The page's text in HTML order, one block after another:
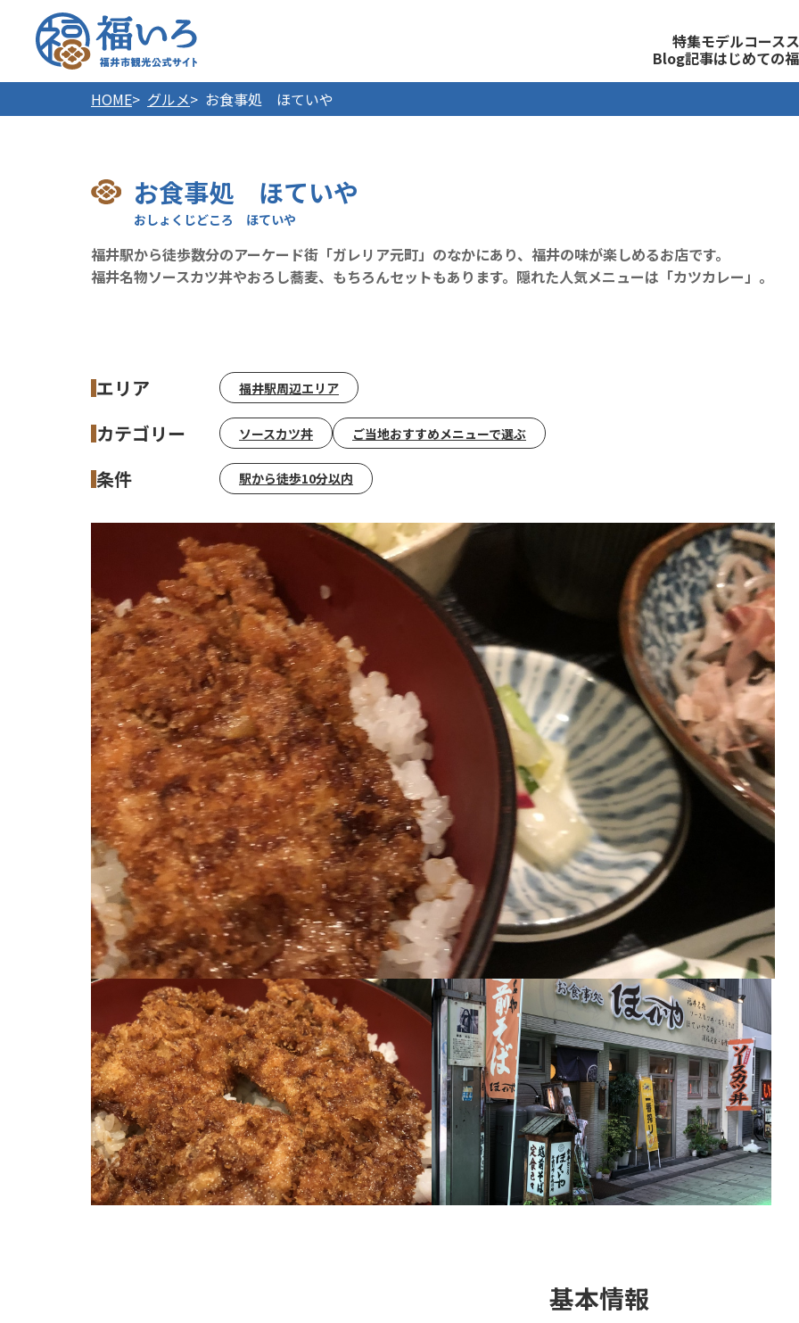
福井市観光公式サイ
特集モデルコース
Blog記事はじめての
HOME グルメ お食事処 ほていや
お食事処 ほていや
福井駅から徒歩数分のアーケード街「ガレリア元町」のなかにあり、福井の味が楽しめるお店です。
福井名物ソースカツ丼やおろし蕎麦、もちろんセットもあります。隠れた人気メニューは「カツカレー」。
エリア 福井駅周辺エリア
カテゴリー ソースカツ丼 ご当地おすすめメニューで選ぶ
条件 駅から徒歩10分以内
基本情報